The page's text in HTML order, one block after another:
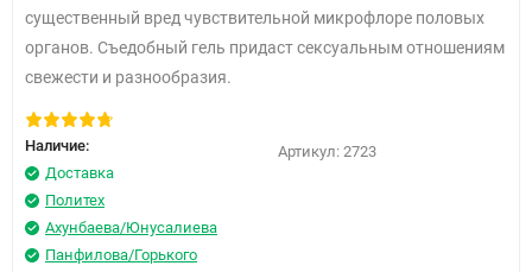
существенный вред чувствительной микрофлоре половых
органов. Съедобный гель придаст сексуальным отношениям
свежести и разнообразия.
Наличие:
Доставка
Политех
Ахунбаева/Юнусалиева
Панфилова/Горького
Артикул: 2723